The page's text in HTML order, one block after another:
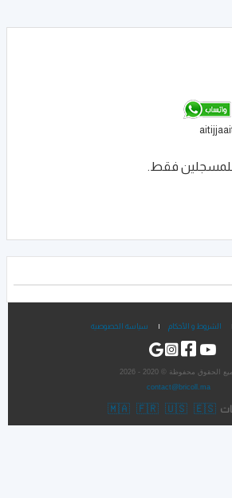
للمسجلين فقط.
الشروط و الأحكام | سياسة الخصوصية
الحقوق محفوظة © 2020 - 2026
contact@bricoll.ma
🇲🇦 🇫🇷 🇺🇸 🇪🇸